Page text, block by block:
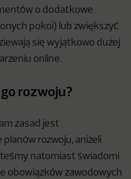
o dodatkowe
pokoi) lub zwiększyć
się wyjątkowo dużej
online.
rozwoju?
zasad jest
rozwoju, aniżeli
natomiast świadomi
obowiązków zawodowych